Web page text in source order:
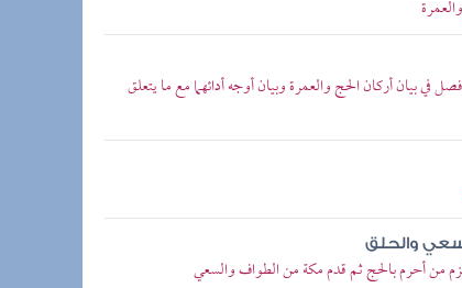
في بيان أركان الحج والعمرة وبيان أوجه أدائهما مع ما يتعلق
والحلق
من أحرم بالحج ثم قدم مكة من الطواف والسعي